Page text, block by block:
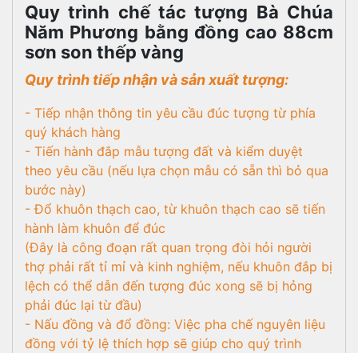
Quy trình chế tác tượng Bà Chúa
Năm Phương bằng đồng cao 88cm
sơn son thếp vàng
Quy trình tiếp nhận và sản xuất tượng:
- Tiếp nhận thông tin yêu cầu đúc tượng từ phía
quý khách hàng
- Tiến hành đắp mẫu tượng đất và kiểm duyệt
theo yêu cầu (nếu lựa chọn mẫu có sẵn thì bỏ qua
bước này)
- Đổ khuôn thạch cao, từ khuôn thạch cao sẽ tiến
hành làm khuôn để đúc
(Đây là công đoạn rất quan trọng đòi hỏi người
thợ phải rất tỉ mỉ và kinh nghiệm, nếu khuôn đắp bị
lệch có thể dẫn đến tượng đúc xong sẽ bị hỏng
phải đúc lại từ đầu)
- Nấu đồng và đổ đồng: Việc pha chế nguyên liệu
đồng với tỷ lệ thích hợp sẽ giúp cho quý trình